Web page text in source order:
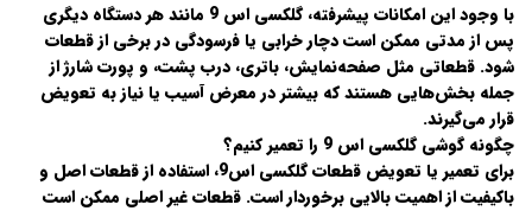
با وجود این امکانات پیشرفته، گلکسی اس 9 مانند هر دستگاه دیگری
پس از مدتی ممکن است دچار خرابی یا فرسودگی در برخی از قطعات
شود. قطعاتی مثل صفحه‌نمایش، باتری، درب پشت، و پورت شارژ از
جمله بخش‌هایی هستند که بیشتر در معرض آسیب یا نیاز به تعویض
قرار می‌گیرند.
چگونه گوشی گلکسی اس 9 را تعمیر کنیم؟
برای تعمیر یا تعویض قطعات گلکسی اس9، استفاده از قطعات اصل و
باکیفیت از اهمیت بالایی برخوردار است. قطعات غیر اصلی ممکن است